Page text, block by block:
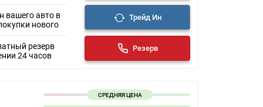
задние
вашего авто в
нового
Трейд Ин
резерв
24 часов
Резерв
СРЕДНЯЯ ЦЕНА